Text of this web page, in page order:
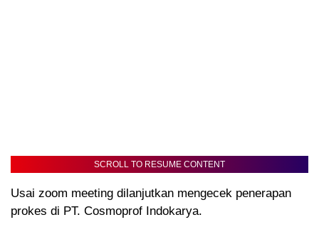
SCROLL TO RESUME CONTENT
Usai zoom meeting dilanjutkan mengecek penerapan
prokes di PT. Cosmoprof Indokarya.